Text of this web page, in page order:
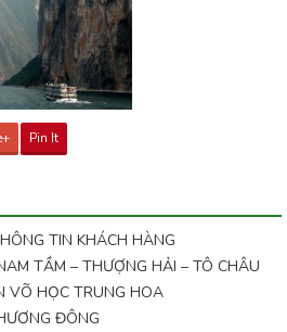
Pin It
TIN KHÁCH HÀNG
TẦM – THƯỢNG HẢI – TÔ CHÂU
VÕ HỌC TRUNG HOA
ĐÔNG